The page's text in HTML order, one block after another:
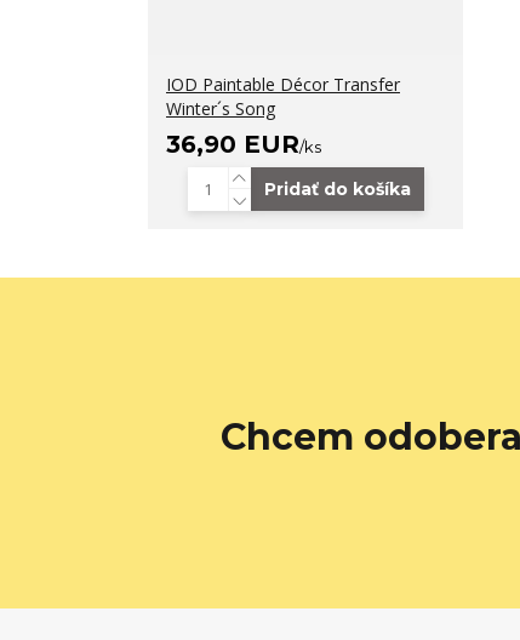
IOD Paintable Décor Transfer
Winter´s Song
36,90 EUR/ks
Pridať do košíka
Chcem